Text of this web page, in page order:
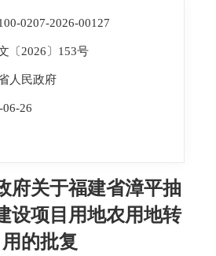
0207-2026-00127
〔2026〕153号
人民政府
06-26
府关于福建省漳平抽
设项目用地农用地转
用的批复